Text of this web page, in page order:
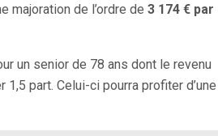
majoration de l’ordre de 3 174 € par
un senior de 78 ans dont le revenu
part. Celui-ci pourra profiter d’une